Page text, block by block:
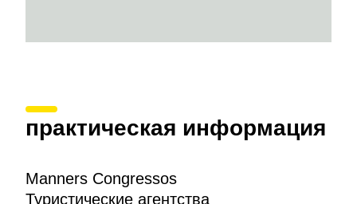
практическая информация
Manners Congressos
Туристические агентства